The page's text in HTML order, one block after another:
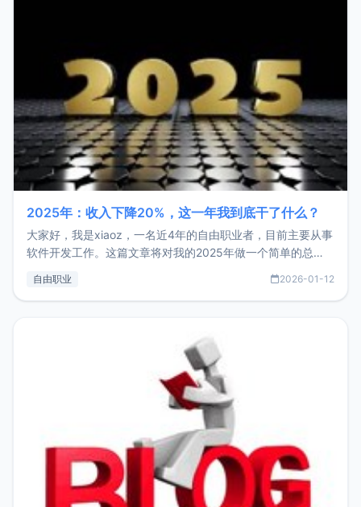
2025年：收入下降20%，这一年我到底干了什么？
大家好，我是xiaoz，一名近4年的自由职业者，目前主要从事
软件开发工作。这篇文章将对我的2025年做一个简单的总
收入下降20%，但却过得很充实，2026年不求突破，但求保
自由职业 2026-01-12